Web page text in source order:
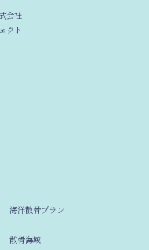
会社
クト
海洋散骨プラン
散骨海域